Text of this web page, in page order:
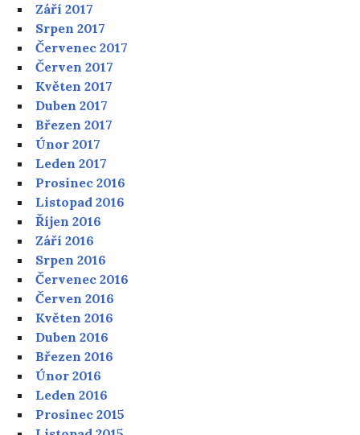
Září 2017
Srpen 2017
Červenec 2017
Červen 2017
Květen 2017
Duben 2017
Březen 2017
Únor 2017
Leden 2017
Prosinec 2016
Listopad 2016
Říjen 2016
Září 2016
Srpen 2016
Červenec 2016
Červen 2016
Květen 2016
Duben 2016
Březen 2016
Únor 2016
Leden 2016
Prosinec 2015